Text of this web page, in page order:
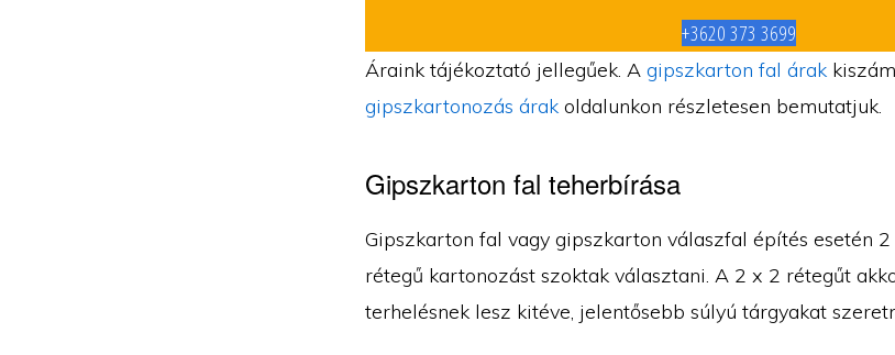
+3620 373 3699
Áraink tájékoztató jellegűek. A gipszkarton fal árak
gipszkartonozás árak oldalunkon részletesen bemutatjuk.
Gipszkarton fal teherbírása
Gipszkarton fal vagy gipszkarton válaszfal építés esetén
rétegű kartonozást szoktak választani. A 2 x 2 rétegűt
terhelésnek lesz kitéve, jelentősebb súlyú tárgyakat